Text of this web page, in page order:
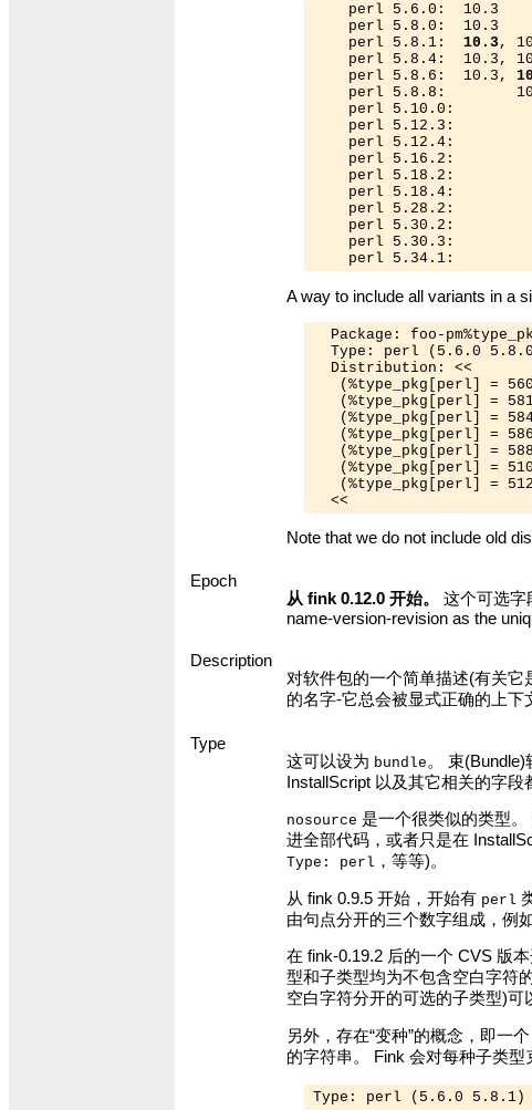
    perl 5.6.0:  10.3
    perl 5.8.0:  10.3
    perl 5.8.1:
10.3 ,
perl 5.8.4:  10.3,
    perl 5.8.6:  10.3,
perl 5.8.8:
perl 5.10.0:
perl
perl 5.12.4:
perl 5.16.2:
perl 5.18.2:
perl 5.18.4:
perl 5.28.2:
perl 5.30.2:
perl 5.30.3:
perl 5.34.1:
A way to include all variants in a
Package: foo-
Type: perl (5.6.0
  Distribution: <<
(%type_pkg[perl] =
(%type_pkg[perl] =
(%type_pkg[perl] =
(%type_pkg[perl] =
(%type_pkg[perl] =
(%type_pkg[perl] =
(%type_pkg[perl] =
Note that we do not include old
Epoch
从 fink 0.12.0 开始。
这个可选字
name-version-revision as the
Description
对软件包的一个简单描述(有关
的名字-它总会被显式正确的上下
Type
这可以设为 bundle 。 束
InstallScript 以及其它相关的字段
nosource 是一个很类似的类型
进全部代码，或者只是在
Type: perl ，等等)。
从 fink 0.9.5 开始，开始有 perl
由句点分开的三个数字组成，例
在 fink-0.19.2 后的一个 CVS 版
型和子类型均为不包含空白字符
空白字符分开的可选的子类型)可
另外，存在“变种”的概念，即一
的字符串。 Fink 会对每种子类
Type: perl (5.6.0 5.8.1)